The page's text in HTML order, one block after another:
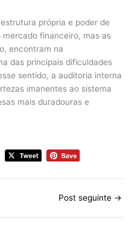
própria e poder de
financeiro, mas as
encontram na
das principais dificuldades
sentido, a auditoria interna
imanentes ao sistema
mais duradouras e
Post seguinte →